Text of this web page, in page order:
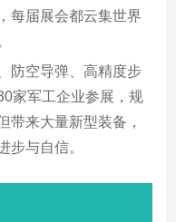
每届展会都云集世界
防空导弹、高精度步
家军工企业参展，规
带来大量新型装备，
步与自信。